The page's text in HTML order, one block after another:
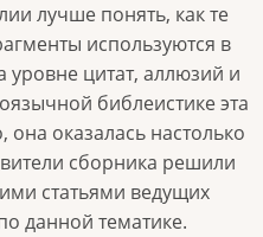
лучше понять, как те
используются в
уровне цитат, аллюзий и
библеистике эта
она оказалась настолько
сборника решили
статьями ведущих
данной тематике.